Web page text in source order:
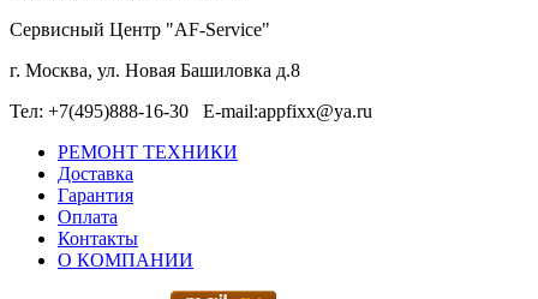
Сервисный Центр "AF-Service"
г. Москва, ул. Новая Башиловка д.8
Тел: +7(495)888-16-30 E-mail:appfixx@ya.ru
РЕМОНТ ТЕХНИКИ
Доставка
Гарантия
Оплата
Контакты
О КОМПАНИИ